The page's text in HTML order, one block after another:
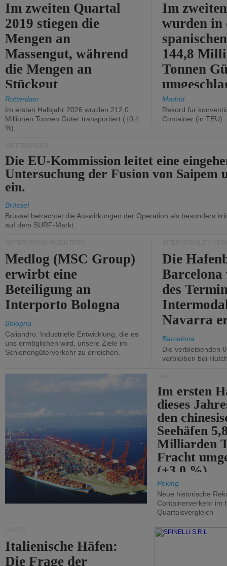
Im zweiten Quartal
2019 stiegen die
Mengen an
Massengut, während
die Mengen an
Stückgut
zurückgingen.
Rotterdam
Im ersten Halbjahr 2026 wurden 212,0
Millionen Tonnen Güter transportiert (+0,4
%).
Im
wurden in
144,8
Tonnen
%).
Madrid
Rekord für
Container (in TEU)
Die EU-Kommission leitet eine
Untersuchung der Fusion von Saipem
ein.
Brüssel
Brüssel betrachtet die Auswirkungen der Operation als besonders
auf dem SURF-Markt.
Medlog (MSC Group)
erwirbt eine
Beteiligung an
Interporto Bologna
Bologna
Caliandro: Industrielle Entwicklung, die es
uns ermöglichen wird, unsere Ziele im
Schienengüterverkehr zu erreichen.
Die
des
Navarra
Barcelona
Die verbleibenden
verbleiben bei
Im ersten
dieses
den
Seehäfen
Milliarden
Fracht
(+3,0 %).
Peking
Neue historische
Containerverkehr im
Quartalsvergleich
Italienische Häfen:
Die Frage der